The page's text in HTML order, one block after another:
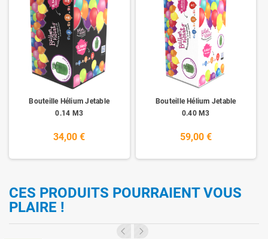
Bouteille Hélium Jetable
0.14 M3
34,00 €
Bouteille Hélium Jetable
0.40 M3
59,00 €
CES PRODUITS POURRAIENT VOUS
PLAIRE !